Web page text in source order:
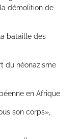
démolition de
bataille des
du néonazisme
en Afrique
son corps»,